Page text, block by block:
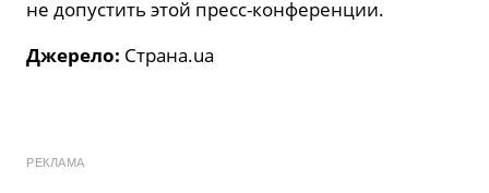
не допустить этой пресс-конференции.
Джерело: Страна.ua
РЕКЛАМА